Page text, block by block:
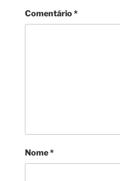
Comentário*
Nome*